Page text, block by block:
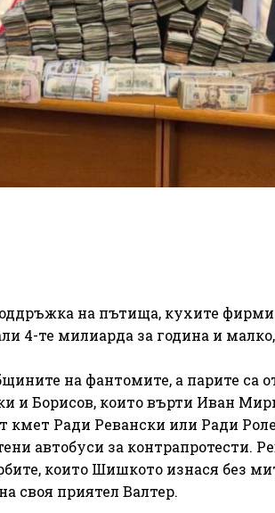
на пътища, кухите
4-те милиарда за година и малко,
на фантомите, а парите са
и Борисов, които върти Иван
кмет Ради Ревански или Ради
автобуси за контрапротести.
които Шишкото изнася без
своя приятел Валтер.